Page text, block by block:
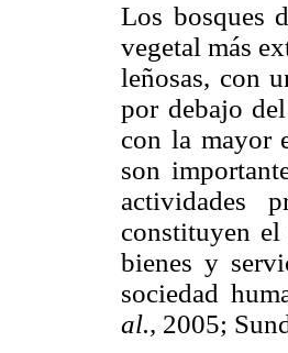
Los bosques
vegetal más
leñosas, con
por debajo
con la mayor
son
actividades
constituyen
bienes y
sociedad
al., 2005;